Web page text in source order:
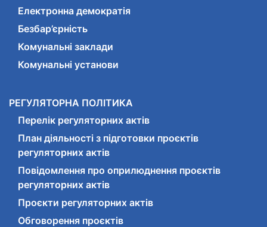
Електронна демократія
Безбар’єрність
Комунальні заклади
Комунальні установи
РЕГУЛЯТОРНА ПОЛІТИКА
Перелік регуляторних актів
План діяльності з підготовки проєктів
регуляторних актів
Повідомлення про оприлюднення проєктів
регуляторних актів
Проєкти регуляторних актів
Обговорення проєктів